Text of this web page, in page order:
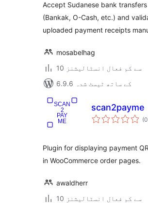
Accept Sudanese bank transfers
(Bankak, O-Cash, etc.) and
uploaded payment receipts
mosabelhag
10 سے کم فعال انسٹالیشنز
6.9.6 کے ساتھ ٹیسٹ شدہ
scan2payme
(0
Plugin for displaying payment
in WooCommerce order pages.
awaldherr
10 سے کم فعال انسٹالیشنز